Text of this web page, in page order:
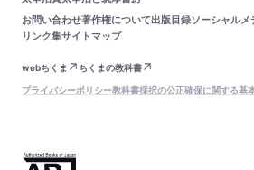
お問い合わせ著作権について出版目録ソーシャルメ
リンク集サイトマップ
webちくま
ちくまの教科書
プライバシーポリシー教科書採択の公正確保に関する基